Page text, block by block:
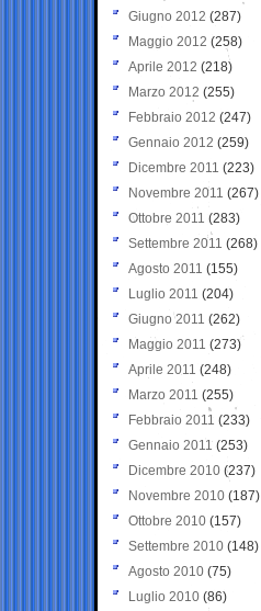
Giugno 2012 (287)
Maggio 2012 (258)
Aprile 2012 (218)
Marzo 2012 (255)
Febbraio 2012 (247)
Gennaio 2012 (259)
Dicembre 2011 (223)
Novembre 2011 (267)
Ottobre 2011 (283)
Settembre 2011 (268)
Agosto 2011 (155)
Luglio 2011 (204)
Giugno 2011 (262)
Maggio 2011 (273)
Aprile 2011 (248)
Marzo 2011 (255)
Febbraio 2011 (233)
Gennaio 2011 (253)
Dicembre 2010 (237)
Novembre 2010 (187)
Ottobre 2010 (157)
Settembre 2010 (148)
Agosto 2010 (75)
Luglio 2010 (86)